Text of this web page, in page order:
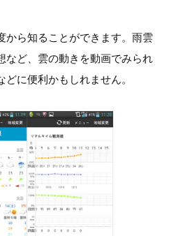
から知ることができます。雨雲
など、雲の動きを動画でみられ
に便利かもしれません。